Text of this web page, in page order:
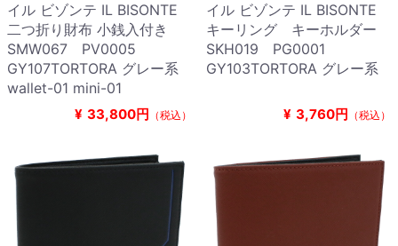
イル ビゾンテ IL BISONTE
二つ折り財布 小銭入付き
SMW067 PV0005
GY107TORTORA グレー系
wallet-01 mini-01
¥ 33,800円 （税込）
イル ビゾンテ IL BISONTE
キーリング キーホルダー
SKH019 PG0001
GY103TORTORA グレー系
¥ 3,760円 （税込）